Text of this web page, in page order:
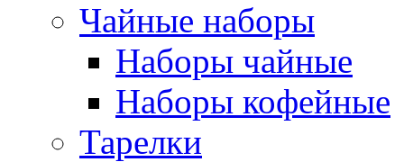
Чайные наборы
Наборы чайные
Наборы кофейные
Тарелки